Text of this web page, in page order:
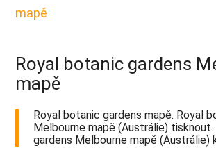
mapě
Royal botanic gardens
mapě
Royal botanic gardens mapě. Royal
Melbourne mapě (Austrálie)
gardens Melbourne mapě (Austrálie)